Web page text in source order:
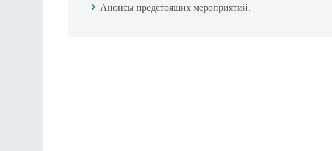
Анонсы предстоящих мероприятий.